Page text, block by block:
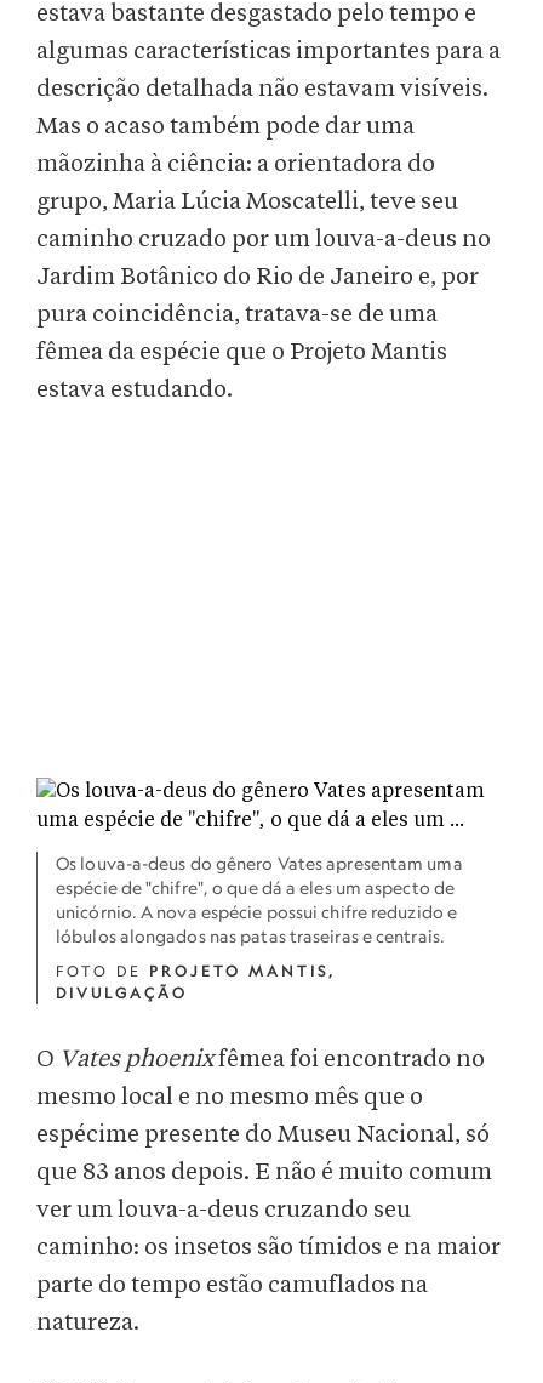
estava bastante desgastado pelo tempo e
algumas características importantes para a
descrição detalhada não estavam visíveis.
Mas o acaso também pode dar uma
mãozinha à ciência: a orientadora do
grupo, Maria Lúcia Moscatelli, teve seu
caminho cruzado por um louva-a-deus no
Jardim Botânico do Rio de Janeiro e, por
pura coincidência, tratava-se de uma
fêmea da espécie que o Projeto Mantis
estava estudando.
Os louva-a-deus do gênero Vates apresentam uma
espécie de "chifre", o que dá a eles um aspecto de
unicórnio. A nova espécie possui chifre reduzido e
lóbulos alongados nas patas traseiras e centrais.
FOTO DE PROJETO MANTIS,
DIVULGAÇÃO
O Vates phoenixfêmea foi encontrado no
mesmo local e no mesmo mês que o
espécime presente do Museu Nacional, só
que 83 anos depois. E não é muito comum
ver um louva-a-deus cruzando seu
caminho: os insetos são tímidos e na maior
parte do tempo estão camuflados na
natureza.